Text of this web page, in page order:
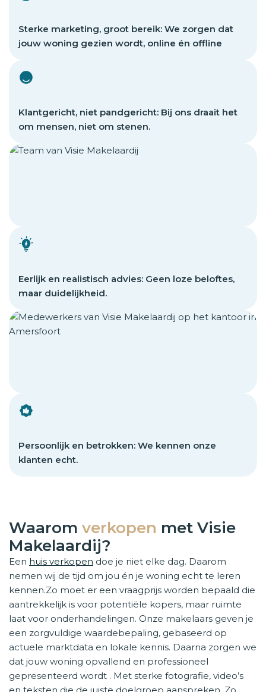
Sterke marketing, groot bereik: We zorgen dat
jouw woning gezien wordt, online én offline
Klantgericht, niet pandgericht: Bij ons draait het
om mensen, niet om stenen.
Eerlijk en realistisch advies: Geen loze beloftes,
maar duidelijkheid.
Persoonlijk en betrokken: We kennen onze
klanten echt.
Waarom verkopen met Visie
Makelaardij?
Een huis verkopen doe je niet elke dag. Daarom
nemen wij de tijd om jou én je woning echt te leren
kennen.Zo moet er een vraagprijs worden bepaald die
aantrekkelijk is voor potentiële kopers, maar ruimte
laat voor onderhandelingen. Onze makelaars geven je
een zorgvuldige waardebepaling, gebaseerd op
actuele marktdata en lokale kennis. Daarna zorgen we
dat jouw woning opvallend en professioneel
gepresenteerd wordt . Met sterke fotografie, video’s